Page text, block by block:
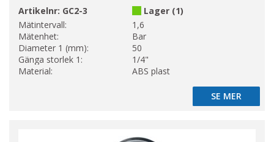
Artikelnr: GC2-3
Lager (1)
Mätintervall:
1,6
Mätenhet:
Bar
Diameter 1 (mm):
50
Gänga storlek 1:
1/4"
Material:
ABS plast
SE MER
SE MER